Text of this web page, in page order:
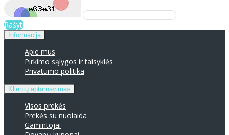
Rašyti
Informacija
Apie mus
Pirkimo sąlygos ir taisyklės
Privatumo politika
Klientų aptarnavimas
Visos prekės
Prekės su nuolaida
Gamintojai